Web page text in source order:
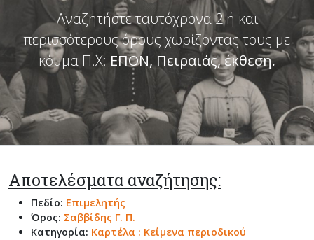
Αναζητήστε ταυτόχρονα 2 ή και
περισσότερους όρους χωρίζοντας τους με
κόμμα Π.Χ: ΕΠΟΝ, Πειραιάς, έκθεση.
Αποτελέσματα αναζήτησης:
Πεδίο: Επιμελητής
Όρος: Σαββίδης Γ. Π.
Κατηγορία: Καρτέλα : Κείμενα περιοδικού